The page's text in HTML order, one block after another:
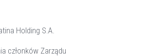
Holding S.A.
członków Zarządu